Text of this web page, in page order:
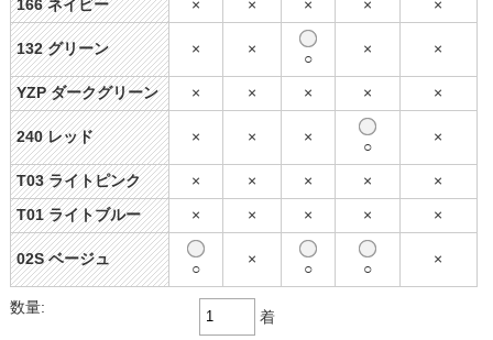
166 ネイビー × × × × ×
132 グリーン × ×
○
× ×
YZP ダークグリーン × × × × ×
240 レッド × × ×
○
×
T03 ライトピンク × × × × ×
T01 ライトブルー × × × × ×
02S ベージュ
○
×
○ ○
×
数量:
着